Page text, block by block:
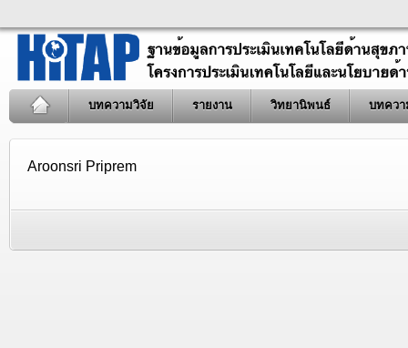
บทความวิจัย รายงาน วิทยานิพนธ์ บทควา
Aroonsri Priprem